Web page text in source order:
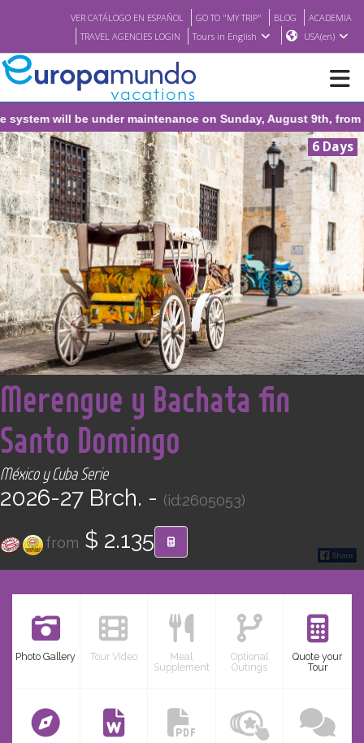
VER CATÁLOGO EN ESPAÑOL GO TO "MY TRIP" BLOG
ACADEMIA
TRAVEL AGENCIES LOGIN
Tours in English USA(en)
NEW
BROCHURE PDF
WHERE TO BUY
FEATURED
ABOUT US
CONTACT
be under maintenance on Sunday, August 9th, from 1:00 PM to
6 Days
<
Merengue y Bachata fin
Santo Domingo
México y Cuba Serie
2026-27 Brch. - (id:2605053)
from $ 2.135
Photo Gallery Tour Video
Meal
Supplement
Optional
Outings
Quote your
Tour